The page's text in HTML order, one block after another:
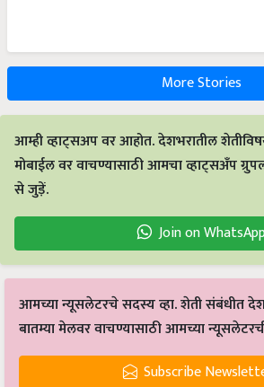
More Stories
आम्ही व्हाट्सअप वर आहोत. देशभरातील
मोबाईल वर वाचण्यासाठी आमचा व्हाट्सअँप
से जुड़ें.
Join on
आमच्या न्यूसलेटरचे सदस्य व्हा. शेती संबंधीत
बातम्या मेलवर वाचण्यासाठी आमच्या
Subscribe